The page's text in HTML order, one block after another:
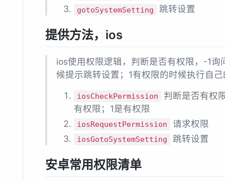
gotoSystemSetting 跳转设置
提供方法，ios
ios使用权限逻辑，判断是否有权限，-1
候提示跳转设置；1有权限的时候执行自
iosCheckPermission
判断是否有权
有权限；1是有权限
iosRequestPermission 请求权限
iosGotoSystemSetting 跳转设置
安卓常用权限清单